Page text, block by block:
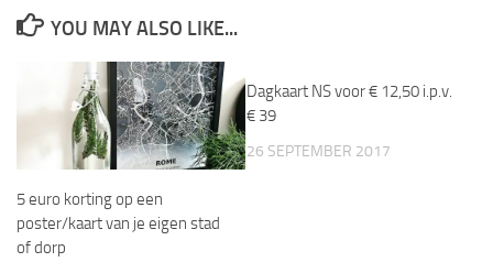
YOU MAY ALSO LIKE...
5 euro korting op een
poster/kaart van je eigen stad
of dorp
Dagkaart NS voor € 12,50 i.p.v.
€ 39
26 SEPTEMBER 2017